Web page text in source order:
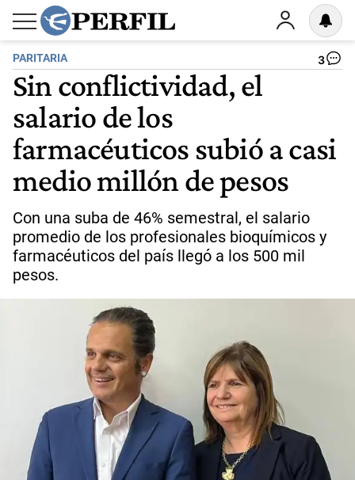
PARITARIA 3
Sin conflictividad, el
salario de los
farmacéuticos subió a casi
medio millón de pesos
Con una suba de 46% semestral, el salario
promedio de los profesionales bioquímicos y
farmacéuticos del país llegó a los 500 mil
pesos.